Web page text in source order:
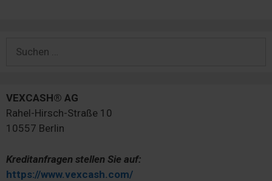
VEXCASH® AG
Rahel-Hirsch-Straße 10
10557 Berlin
Kreditanfragen stellen Sie auf:
https://www.vexcash.com/